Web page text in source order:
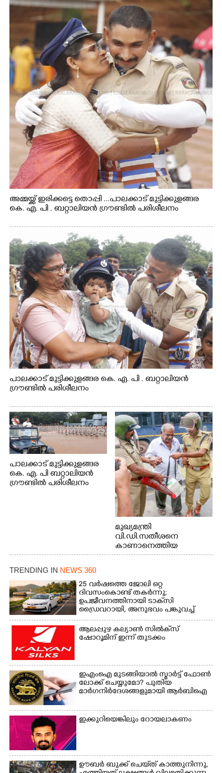
അമ്മയ്ക്ക് ഇരിക്കട്ടെ തൊപ്പി ...പാലക്കാട് മുട്ടിക്കുളങ്ങര
കെ. എ. പി . ബറ്റാലിയൻ ഗ്രൗണ്ടിൽ പരിശീലനം
പാലക്കാട് മുട്ടിക്കുളങ്ങര കെ. എ. പി . ബറ്റാലിയൻ
ഗ്രൗണ്ടിൽ പരിശീലനം
പാലക്കാട് മുട്ടിക്കുളങ്ങര
കെ. എ. പി ബറ്റാലിയൻ
ഗ്രൗണ്ടിൽ പരിശീലനം
മുഖ്യമന്ത്രി
വി.ഡി.സതീശനെ
കാണാനെത്തിയ
മോഹനൻ നായർ
TRENDING IN NEWS 360
25 വർഷത്തെ ജോലി ഒറ്റ
ദിവസംകൊണ്ട് തകർന്നു;
ഉപജീവനത്തിനായി ടാക്‌സി
ഡ്രൈവറായി,​ അനുഭവം പങ്കുവച്ച്
യുവതി
ആലപ്പുഴ കല്യാൺ സിൽക്‌സ്
ഷോറൂമിന് ഇന്ന് തുടക്കം
ഇഎംഐ മുടങ്ങിയാൽ സ്മാർട്ട് ഫോൺ
ലോക്ക് ചെയ്യുമോ? പുതിയ
മാർഗനിർദേശങ്ങളുമായി ആർബിഐ
ഇക്കുറിയെങ്കിലും റോയലാകണം
ഊബർ ബുക്ക് ചെയ്‌ത് കാത്തുനിന്നു,​